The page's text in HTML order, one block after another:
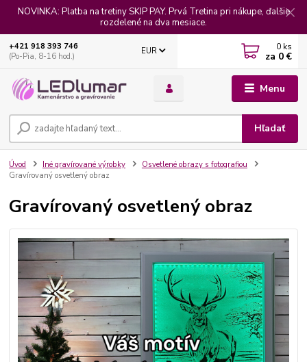
NOVINKA: Platba na tretiny SKIP PAY. Prvá Tretina pri nákupe, ďalšie
rozdelené na dva mesiace.
Menu
EUR
Hľadať
+421 918 393 746
(Po-Pia, 8-16 hod.)
0 ks
za 0 €
Úvod Iné gravírované výrobky
Osvetlené obrazy s fotografiou
Gravírovaný osvetlený obraz
Gravírovaný osvetlený obraz